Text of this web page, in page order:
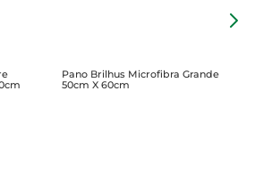
frequentes.
Pano Brilhus Microfibra Grande
50cm X 60cm